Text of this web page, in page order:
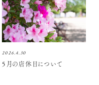
2026.4.30
5月の店休日について